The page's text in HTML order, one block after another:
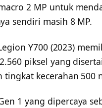
2 MP untuk
sendiri masih 8 MP.
Y700 (2023)
piksel yang
tingkat kecerahan 500
1 yang dipercaya